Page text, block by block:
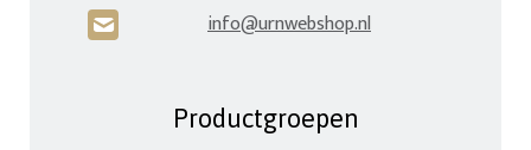
H info@urnwebshop.nl
Productgroepen